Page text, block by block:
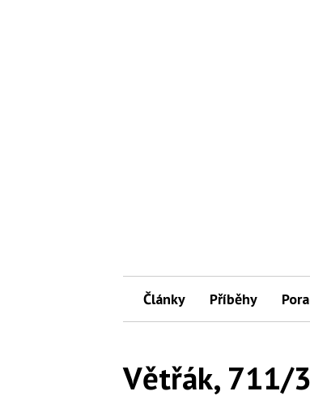
Články Příběhy
Větřák, 711/